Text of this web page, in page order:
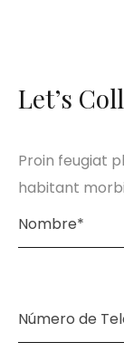
Let’s
Proin feugiat
habitant